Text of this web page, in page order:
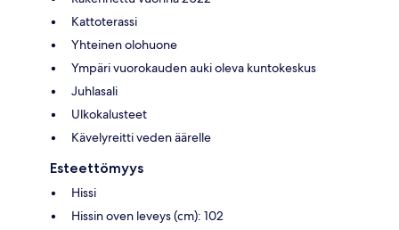
Kattoterassi
Yhteinen olohuone
Ympäri vuorokauden auki oleva kuntokeskus
Juhlasali
Ulkokalusteet
Kävelyreitti veden äärelle
Esteettömyys
Hissi
Hissin oven leveys (cm): 102